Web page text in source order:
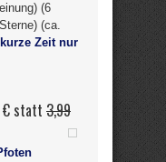
(6
(ca.
kurze Zeit nur
€ statt 3,99